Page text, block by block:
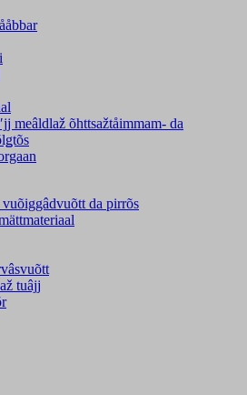
meâldlaž õhttsažtåimmam- da
vuõiggâdvuõtt da pirrõs
tuâjj